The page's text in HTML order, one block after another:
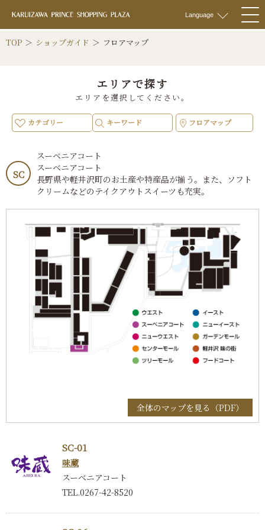
軽井沢 プリンス
Language
TOP ショップガイド フロアマップ
エリアで探す
エリアを選択してください。
カテゴリー キーワード フロアマップ
SC
スーベニアコート
スーベニアコート
長野県や軽井沢町のお土産や特産品が揃う。また、ソフト
クリームなどのテイクアウトスイーツも充実。
全体のマップを見る（PDF）
SC-01
味蔵
スーベニアコート
TEL.0267-42-8520